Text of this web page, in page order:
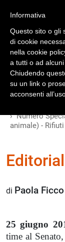
Numero
animale) -
di Paola Ficco
25 giugno
time al
Informativa
Questo sito o gli
di cookie
nella cookie
a tutti o ad
Chiudendo
su un link o
acconsenti